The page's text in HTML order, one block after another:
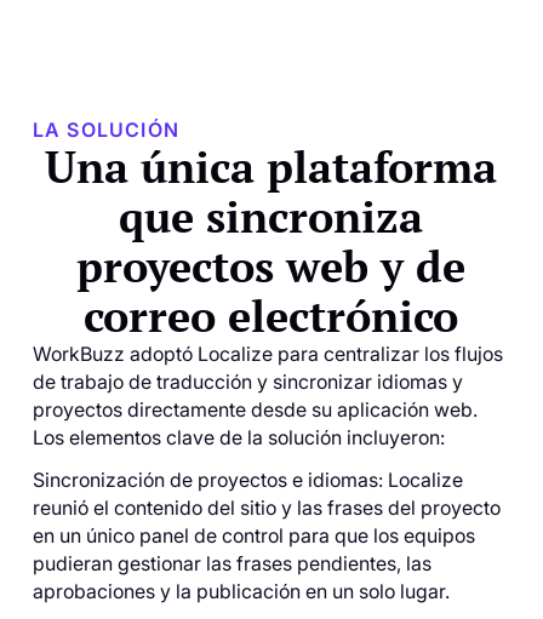
LA SOLUCIÓN
Una única plataforma
que sincroniza
proyectos web y de
correo electrónico
WorkBuzz adoptó Localize para centralizar los flujos
de trabajo de traducción y sincronizar idiomas y
proyectos directamente desde su aplicación web.
Los elementos clave de la solución incluyeron:
Sincronización de proyectos e idiomas: Localize
reunió el contenido del sitio y las frases del proyecto
en un único panel de control para que los equipos
pudieran gestionar las frases pendientes, las
aprobaciones y la publicación en un solo lugar.